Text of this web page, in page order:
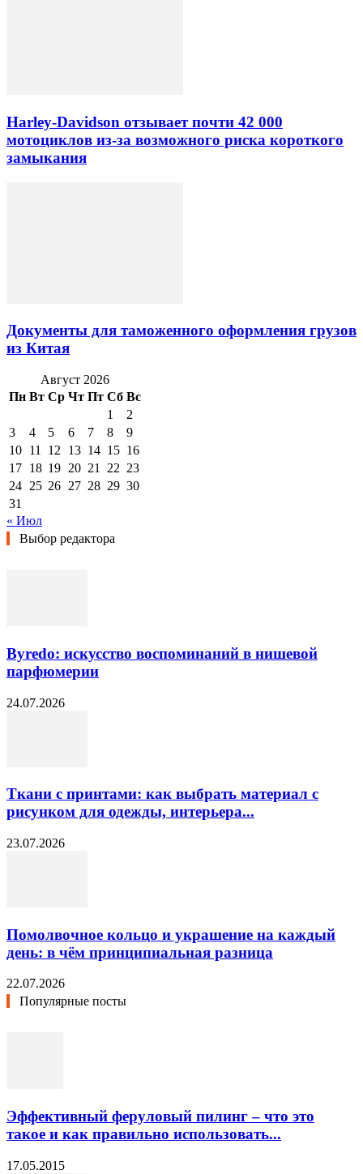
Harley-Davidson отзывает почти 42 000
мотоциклов из-за возможного риска короткого
замыкания
Документы для таможенного оформления грузов
из Китая
Август 2026
Пн Вт Ср Чт Пт Сб Вс
1
2
3
4 5 6 7 8
9
10 11 12 13 14 15 16
17 18 19 20 21 22 23
24 25 26 27 28 29 30
31
« Июл
Выбор редактора
Byredo: искусство воспоминаний в нишевой
парфюмерии
24.07.2026
Ткани с принтами: как выбрать материал с
рисунком для одежды, интерьера...
23.07.2026
Помолвочное кольцо и украшение на каждый
день: в чём принципиальная разница
22.07.2026
Популярные посты
Эффективный феруловый пилинг – что это
такое и как правильно использовать...
17.05.2015